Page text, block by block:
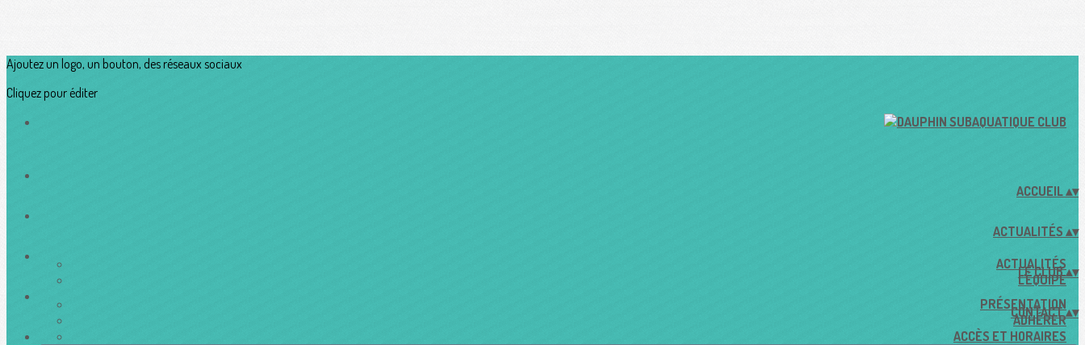
Ajoutez un logo, un bouton, des réseaux sociaux
Cliquez pour éditer
ACCUEIL▴▾
ACTUALITÉS ▴▾
ACTUALITÉS
L'ÉQUIPE
LE CLUB▴▾
PRÉSENTATION
ADHÉRER
ACCÈS ET HORAIRES
CONTACT▴▾